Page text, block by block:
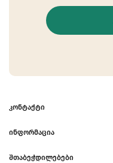
ᲙᲝᲜᲢᲐᲥᲢᲘ
ᲘᲜᲤᲝᲠᲛᲐᲪᲘᲐ
ᲨᲗᲐᲑᲔᲭᲓᲘᲚᲔᲑᲔᲑᲘ